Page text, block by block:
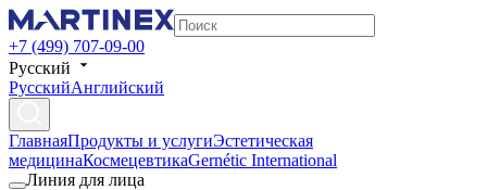
+7 (499) 707-09-00
Русский
РусскийАнглийский
ГлавнаяПродукты и услугиЭстетическая
медицинаКосмецевтикаGernétic International
Линия для лица